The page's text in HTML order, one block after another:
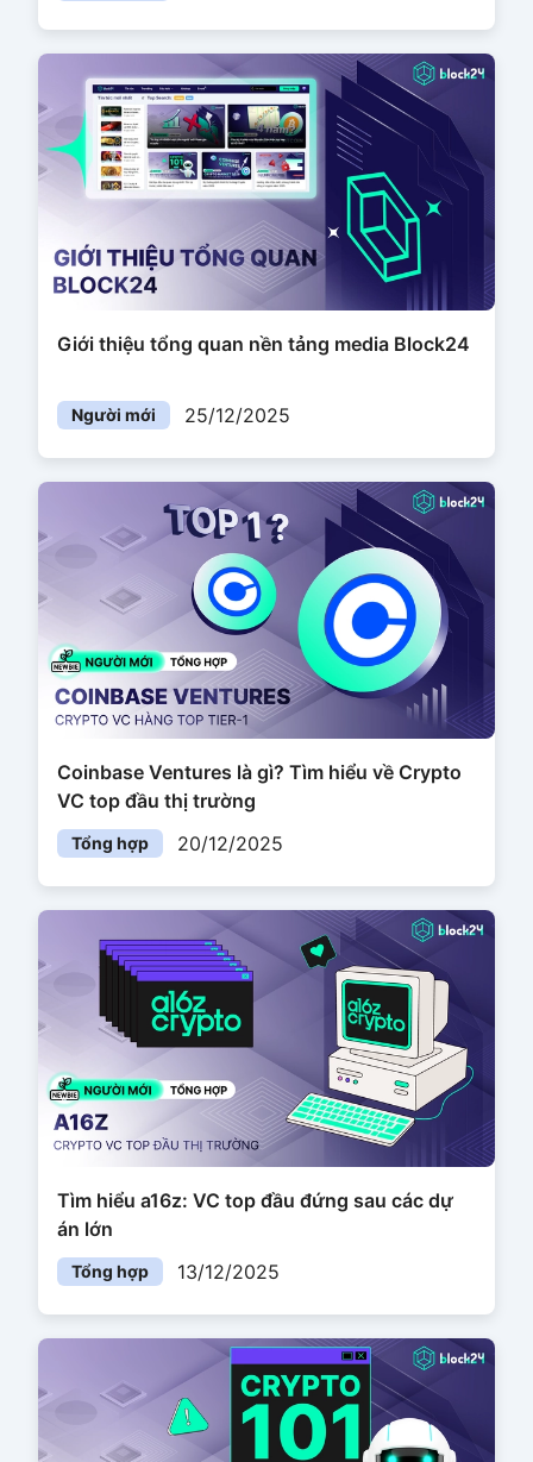
Giới thiệu tổng quan nền tảng media Block24
Người mới 25/12/2025
Coinbase Ventures là gì? Tìm hiểu về Crypto
VC top đầu thị trường
Tổng hợp 20/12/2025
Tìm hiểu a16z: VC top đầu đứng sau các dự
án lớn
Tổng hợp 13/12/2025